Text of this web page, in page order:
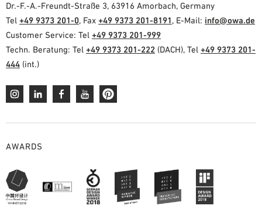
Dr.-F.-A.-Freundt-Straße 3, 63916 Amorbach, Germany
Tel +49 9373 201-0, Fax +49 9373 201-8191, E-Mail: info@owa.de
Customer Service: Tel +49 9373 201-999
Techn. Beratung: Tel +49 9373 201-222 (DACH), Tel +49 9373 201-
444 (int.)
AWARDS